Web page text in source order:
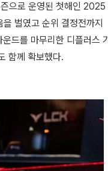
으로 운영된 첫해인 2025
벌였고 순위 결정전까지
드를 마무리한 디플러스 기
함께 확보했다.